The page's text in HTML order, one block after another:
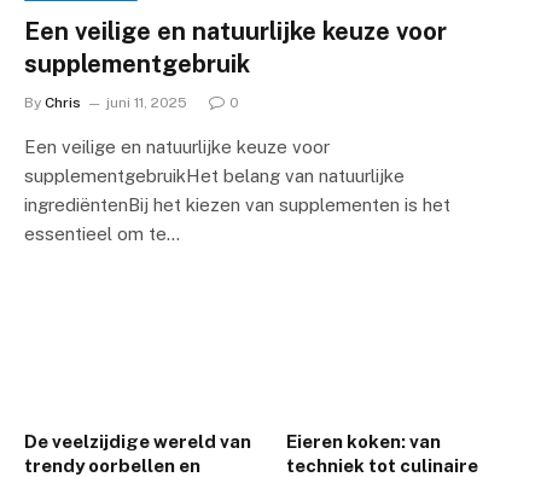
Een veilige en natuurlijke keuze voor
supplementgebruik
By Chris juni 11, 2025 0
Een veilige en natuurlijke keuze voor
supplementgebruikHet belang van natuurlijke
ingrediëntenBij het kiezen van supplementen is het
essentieel om te…
De veelzijdige wereld van
trendy oorbellen en
Eieren koken: van
techniek tot culinaire